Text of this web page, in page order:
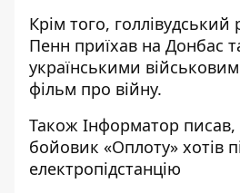
Крім того, голлівудський
Пенн приїхав на Донбас
українськими
фільм про війну.
Також Інформатор
бойовик «Оплоту» хотів
електропідстанцію